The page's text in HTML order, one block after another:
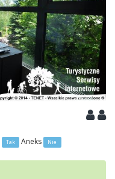
Tak Aneks Nie